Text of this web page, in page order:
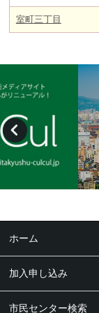
室町三丁目
ホーム
加入申し込み
市民センター検索